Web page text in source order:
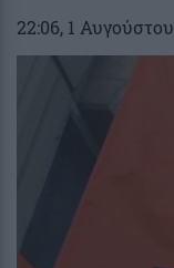
22:06, 1